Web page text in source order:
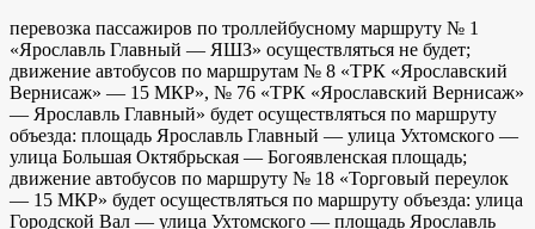
перевозка пассажиров по троллейбусному маршруту № 1
«Ярославль Главный — ЯШЗ» осуществляться не будет;
движение автобусов по маршрутам № 8 «ТРК «Ярославский
Вернисаж» — 15 МКР», № 76 «ТРК «Ярославский Вернисаж»
— Ярославль Главный» будет осуществляться по маршруту
объезда: площадь Ярославль Главный — улица Ухтомского —
улица Большая Октябрьская — Богоявленская площадь;
движение автобусов по маршруту № 18 «Торговый переулок
— 15 МКР» будет осуществляться по маршруту объезда: улица
Городской Вал — улица Ухтомского — площадь Ярославль